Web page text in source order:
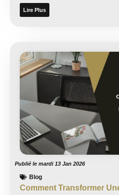
Lire Plus
Publié le mardi 13 Jan 2026
Blog
Comment Transformer